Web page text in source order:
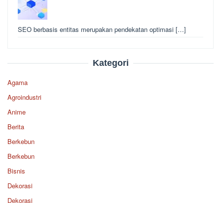
SEO berbasis entitas merupakan pendekatan optimasi […]
Kategori
Agama
Agroindustri
Anime
Berita
Berkebun
Berkebun
Bisnis
Dekorasi
Dekorasi